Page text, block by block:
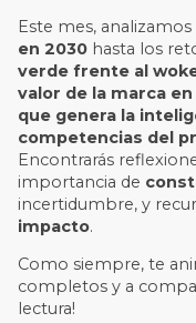
Este mes, analizamos
en 2030 hasta los
verde frente al
valor de la marca
que genera la
competencias del
Encontrarás
importancia de
incertidumbre, y
impacto.
Como siempre, te
completos y a
lectura!